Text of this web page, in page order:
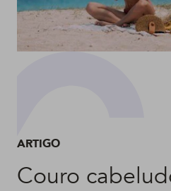
ARTIGO
Couro